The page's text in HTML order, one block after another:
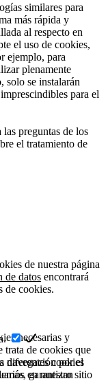
similares para
más rápida y
al respecto en
el uso de cookies,
ejemplo, para
plenamente
solo se instalarán
para el
preguntas de los
el tratamiento de
de nuestra página
de datos encontrará
de cookies.
necesarias y
trata de cookies que
navegación por el
garantizan
diferentes cookies
en nuestro sitio